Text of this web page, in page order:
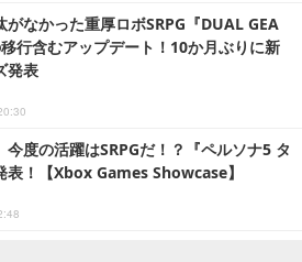
がなかった重厚ロボSRPG『DUAL GEA
行含むアップデート！10か月ぶりに新
発表
今度の活躍はSRPGだ！？『ペルソナ5 タ
表！【Xbox Games Showcase】